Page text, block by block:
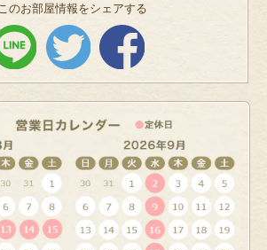
のお部屋情報をシェアする